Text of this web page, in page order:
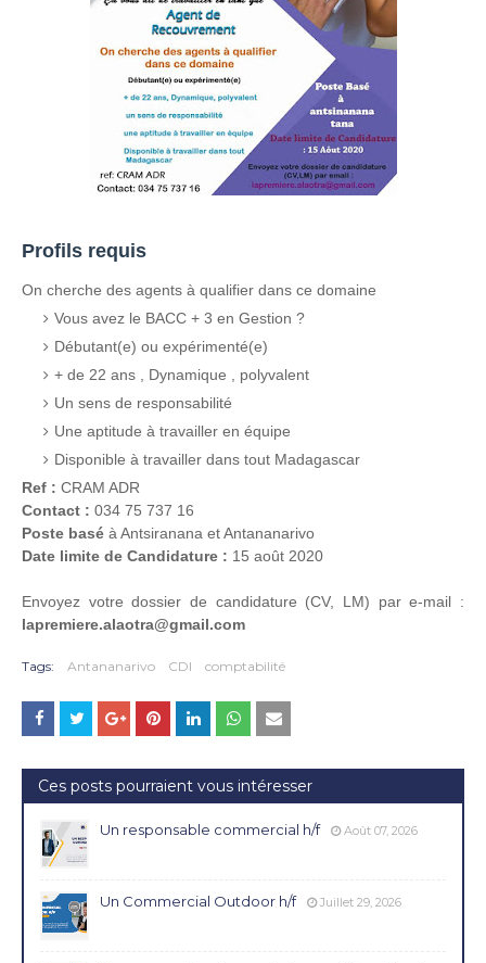
Profils requis
On cherche des agents à qualifier dans ce domaine
Vous avez le BACC + 3 en Gestion ?
Débutant(e) ou expérimenté(e)
+ de 22 ans , Dynamique , polyvalent
Un sens de responsabilité
Une aptitude à travailler en équipe
Disponible à travailler dans tout Madagascar
Ref : CRAM ADR
Contact : 034 75 737 16
Poste basé à Antsiranana et Antananarivo
Date limite de Candidature : 15 août 2020
Envoyez votre dossier de candidature (CV, LM) par e-mail :
lapremiere.alaotra@gmail.com
Tags: Antananarivo CDI comptabilité
Ces posts pourraient vous intéresser
Un responsable commercial h/f Août 07, 2026
Un Commercial Outdoor h/f Juillet 29, 2026